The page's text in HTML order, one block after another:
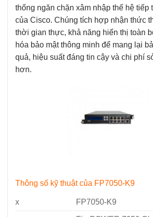
thống ngăn chặn xâm nhập thế hệ tiếp
của Cisco. Chúng tích hợp nhận thức
thời gian thực, khả năng hiển thị toàn
hóa bảo mật thông minh để mang lại
quả, hiệu suất đáng tin cậy và chi phí
hơn.
Thông số kỹ thuật của FP7050-K9
x FP7050-K9